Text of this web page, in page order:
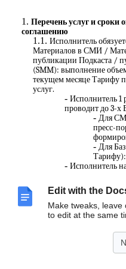
Edit with the
Make tweaks,
to edit at the same
Перечень услуг и сроки
соглашению
Исполнитель
Материалов в СМИ /
публикации Подкаста /
(SMM): выполнение
текущем месяце Тарифу
услуг.
Исполнитель 1
проводит до 3-х
Для
пресс-
Для
Тарифу):
Исполнитель
Тезисного
Заказчиком
Исполнитель
Подготовку
подготовки